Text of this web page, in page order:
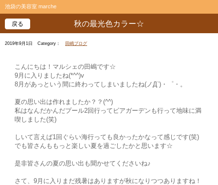
池袋の美容室 marche
秋の最光色カラー☆
戻る
2019年9月1日 Category： 田嶋ブログ
こんにちは！マルシェの田嶋です☆
9月に入りましたね(*^^)v
8月があっという間に終わってしまいましたね(ノД`)・゜・。
夏の思い出は作れましたか？？(^^)
私はなんだかんだプール2回行ってビアガーデンも行って地味に満
喫しました(笑)
しいて言えば1回ぐらい海行っても良かったかなって感じです(笑)
でも皆さんももっと楽しい夏を過ごしたかと思います☆
是非皆さんの夏の思い出も聞かせてくださいね♪
さて、9月に入りまだ残暑はありますが秋になりつつありますね！